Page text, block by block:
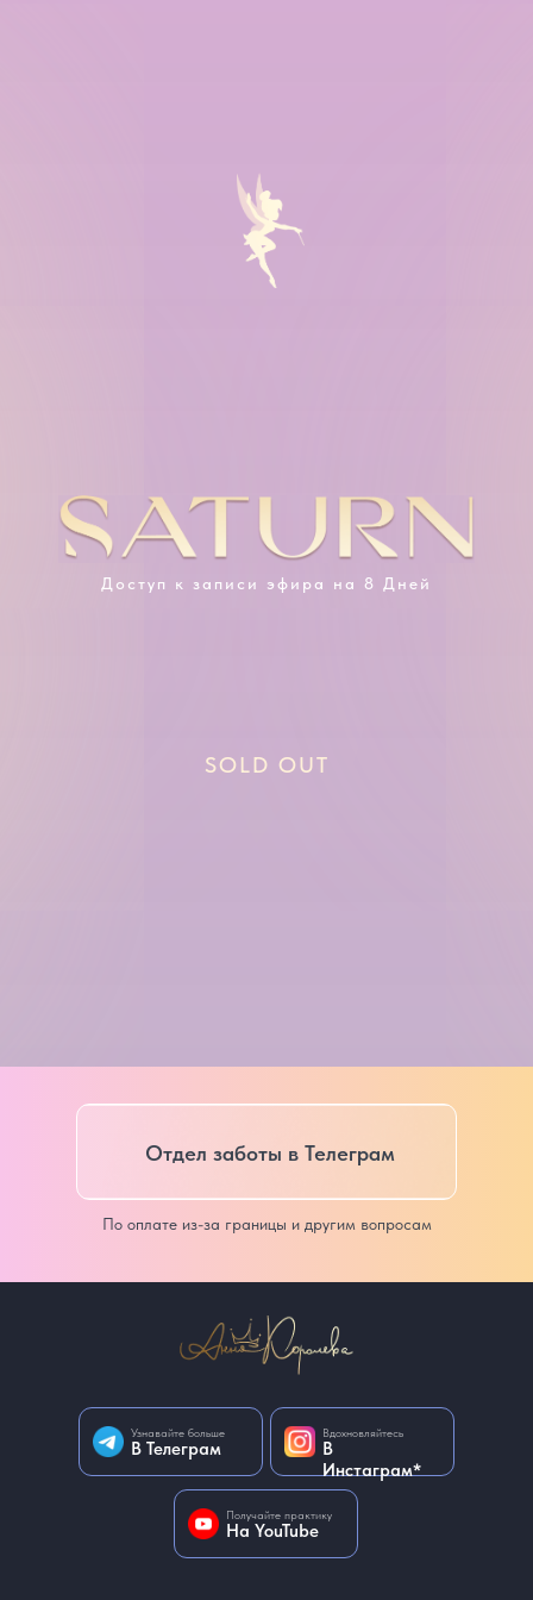
SOLD OUT
Доступ к записи эфира на 8 Дней
По оплате из-за границы и другим вопросам
Отдел заботы в Телеграм
Узнавайте больше
В Телеграм
Вдохновляйтесь
В
Инстаграм*
Получайте практику
На YouTube